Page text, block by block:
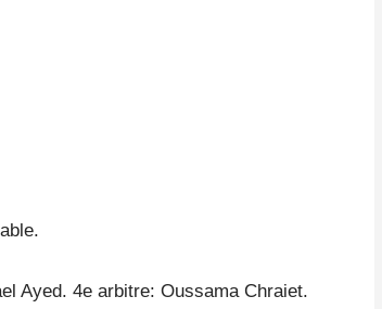
Ayed. 4e arbitre: Oussama Chraiet.